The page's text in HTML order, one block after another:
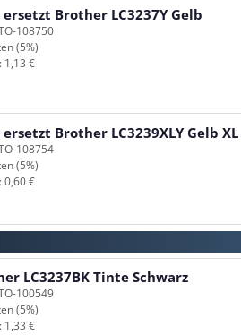
Brother LC3237Y Gelb
108750
(5%)
1,13 €
Brother LC3239XLY Gelb XL
108754
(5%)
0,60 €
LC3237BK Tinte Schwarz
100549
(5%)
1,33 €